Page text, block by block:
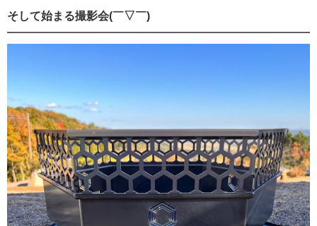
そして始まる撮影会(￣▽￣)